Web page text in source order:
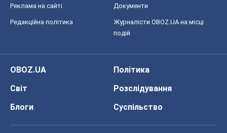
Реклама на сайті Документи
Редакційна політика
Журналісти OBOZ.UA на місці
подій
OBOZ.UA
Політика
Світ
Розслідування
Блоги
Суспільство